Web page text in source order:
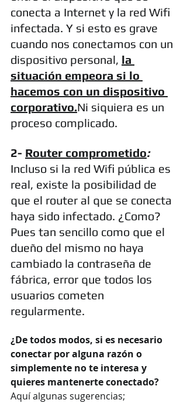
conecta a Internet y la red Wifi
infectada. Y si esto es grave
cuando nos conectamos con un
dispositivo personal, la
situación empeora si lo
hacemos con un dispositivo
corporativo.Ni siquiera es un
proceso complicado.
2- Router comprometido:
Incluso si la red Wifi pública es
real, existe la posibilidad de
que el router al que se conecta
haya sido infectado. ¿Como?
Pues tan sencillo como que el
dueño del mismo no haya
cambiado la contraseña de
fábrica, error que todos los
usuarios cometen
regularmente.
¿De todos modos, si es necesario
conectar por alguna razón o
simplemente no te interesa y
quieres mantenerte conectado?
Aquí algunas sugerencias;